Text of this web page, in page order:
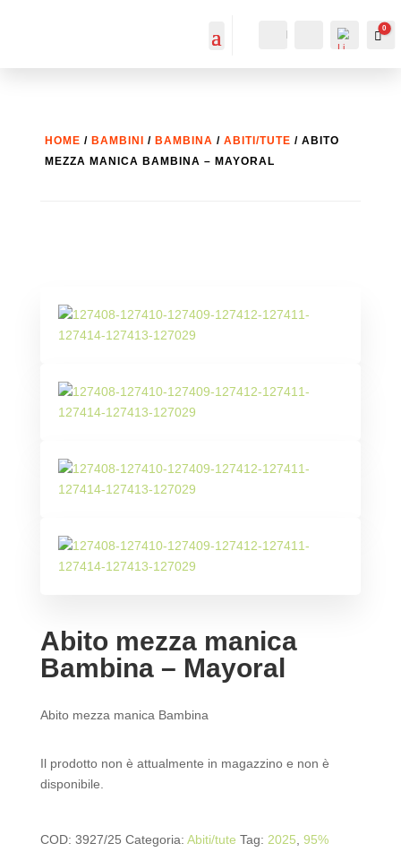
IL MIO
ACCOUNT
ACCOUNT
Cerca...
0
HOME / BAMBINI / BAMBINA / ABITI/TUTE / ABITO
MEZZA MANICA BAMBINA – MAYORAL
Abito mezza manica
Bambina – Mayoral
Abito mezza manica Bambina
Il prodotto non è attualmente in magazzino e non è
disponibile.
COD: 3927/25 Categoria: Abiti/tute Tag: 2025 95%